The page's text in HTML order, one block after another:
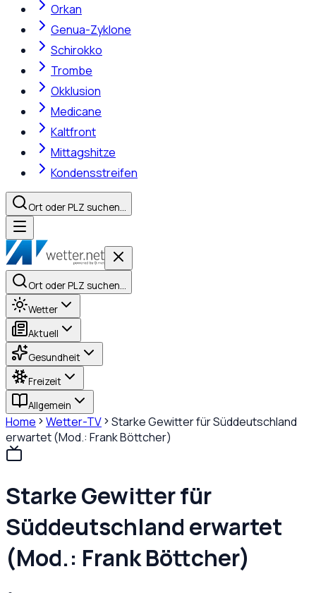
Orkan
Genua-Zyklone
Schirokko
Trombe
Okklusion
Medicane
Kaltfront
Mittagshitze
Kondensstreifen
Ort oder PLZ suchen…
Ort oder PLZ suchen…
Wetter
Aktuell
Gesundheit
Freizeit
Allgemein
Home Wetter-TV
Starke Gewitter für Süddeutschland
erwartet (Mod.: Frank Böttcher)
Starke Gewitter für
Süddeutschland erwartet
(Mod.: Frank Böttcher)